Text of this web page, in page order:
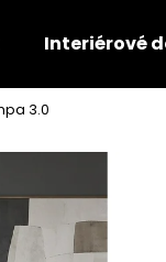
Interiérové
3.0
Co